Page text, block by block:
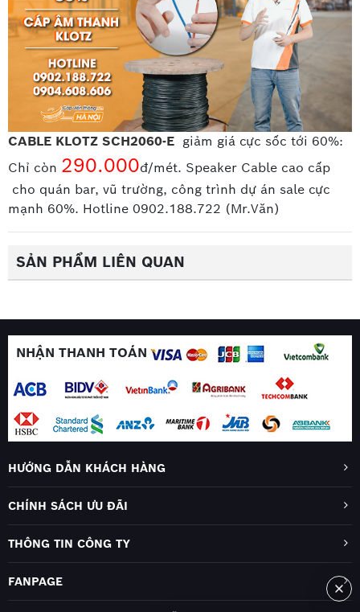
CABLE KLOTZ SCH2060-E giảm giá cực sốc tới 60%:
Chỉ còn 290.000đ/mét. Speaker Cable cao cấp
cho quán bar, vũ trường, công trình dự án sale cực
mạnh 60%. Hotline 0902.188.722 (Mr.Văn)
SẢN PHẨM LIÊN QUAN
NHẬN THANH TOÁN
HƯỚNG DẪN KHÁCH HÀNG
CHÍNH SÁCH ƯU ĐÃI
THÔNG TIN CÔNG TY
FANPAGE